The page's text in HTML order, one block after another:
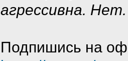
агрессивна.
Подпишись на